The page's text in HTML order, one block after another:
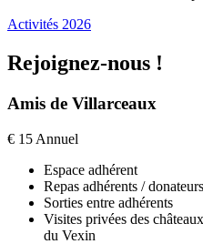
Activités 2026
Rejoignez-nous !
Amis de Villarceaux
€ 15 Annuel
Espace adhérent
Repas adhérents / donateurs
Sorties entre adhérents
Visites privées des châteaux
du Vexin